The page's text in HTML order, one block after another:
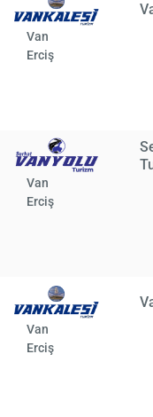
Van
Erciş
Van
Erciş
Van
Erciş